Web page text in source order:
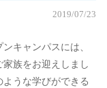
2019/07/23
キャンパスには、
族をお迎えしまし
うな学びができる